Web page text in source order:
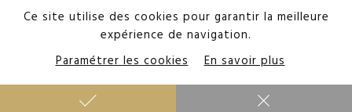
©StoneInvest
Mentions Légales
Ce site utilise des cookies pour garantir la meilleure
expérience de navigation.
Paramétrer les cookies
En savoir plus